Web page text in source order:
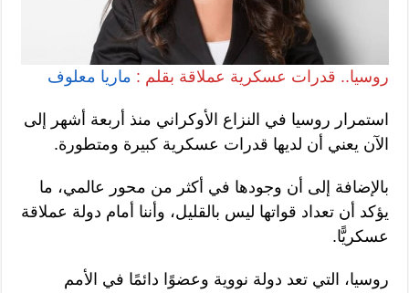
روسيا.. قدرات عسكرية عملاقة بقلم : ماريا معلوف
استمرار روسيا في النزاع الأوكراني منذ أربعة أشهر إلى
الآن يعني أن لديها قدرات عسكرية كبيرة ومتطورة.
بالإضافة إلى أن وجودها في أكثر من محور عالمي، ما
يؤكد أن تعداد قواتها ليس بالقليل، وأننا أمام دولة عملاقة
عسكريًّا.
روسيا، التي تعد دولة نووية وعضوًا دائمًا في الأمم